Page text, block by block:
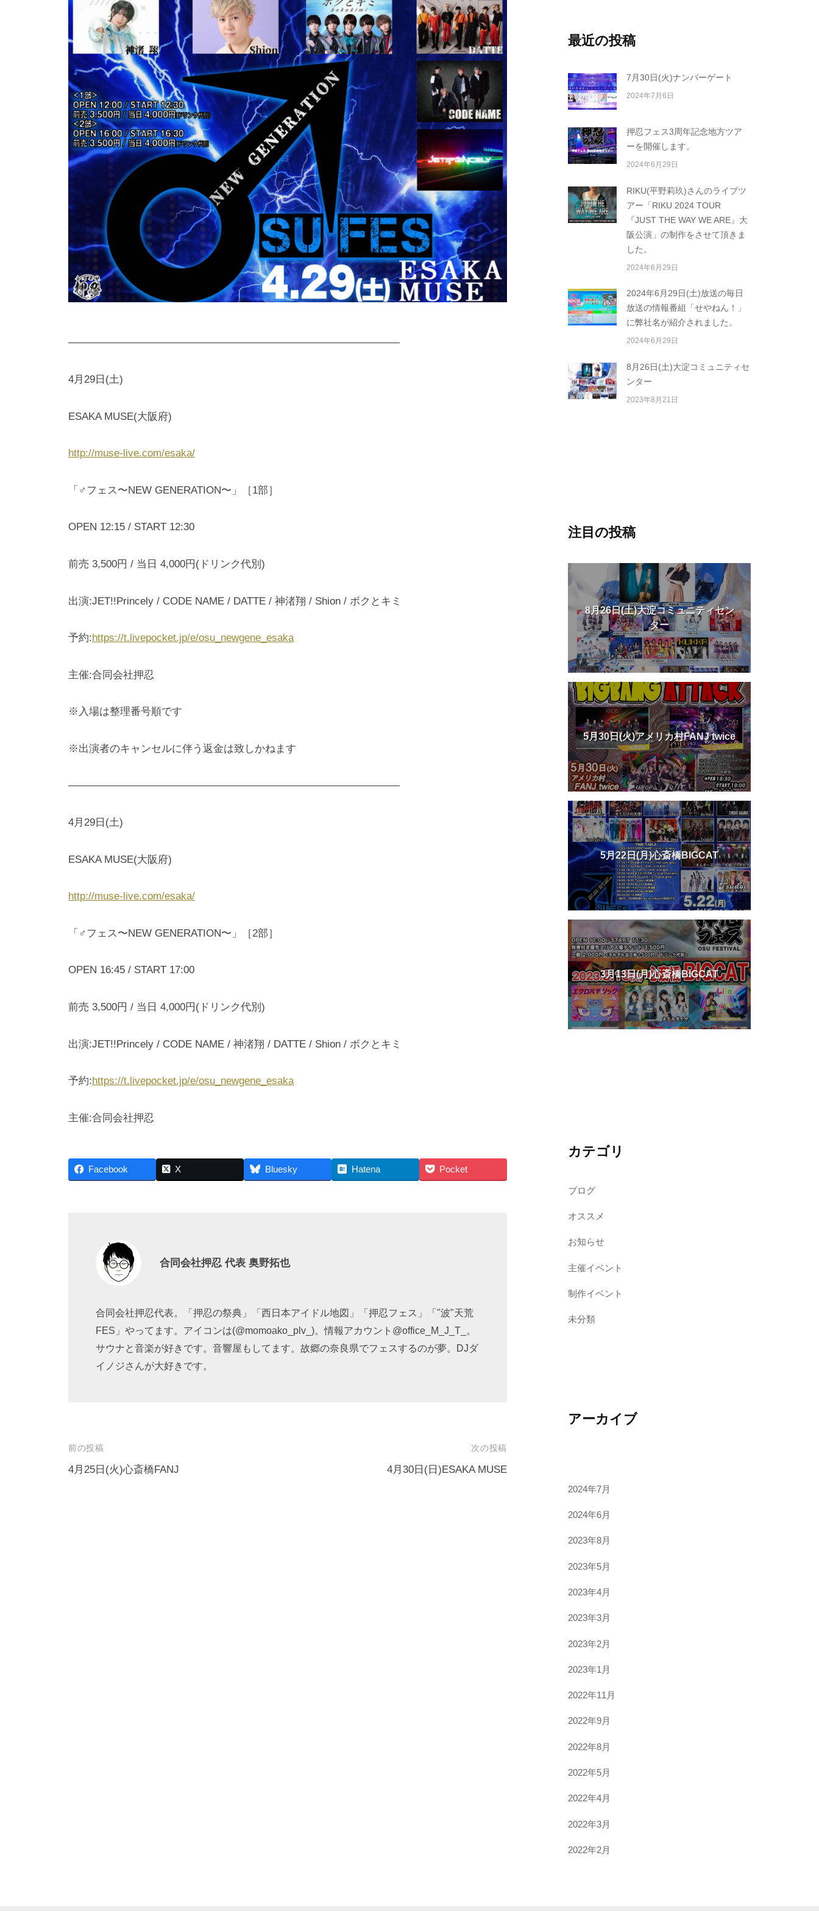
ベ
ン
ト
運
営
・
音
響
・
人
介
2
3
年
5
月
1
9
日
合
同
会
社
押
忍
代
表
奥
野
拓
————————————————————————————————
4月29日(土)
ESAKA MUSE(大阪府)
http://muse-live.com/esaka/
「♂フェス〜NEW GENERATION〜」［1部］
OPEN 12:15 / START 12:30
前売 3,500円 / 当日 4,000円(ドリンク代別)
出演:JET!!Princely / CODE NAME / DATTE / 神渚翔 / Shion / ボクとキミ
予約:https://t.livepocket.jp/e/osu_newgene_esaka
主催:合同会社押忍
※入場は整理番号順です
※出演者のキャンセルに伴う返金は致しかねます
————————————————————————————————
4月29日(土)
ESAKA MUSE(大阪府)
http://muse-live.com/esaka/
「♂フェス〜NEW GENERATION〜」［2部］
OPEN 16:45 / START 17:00
前売 3,500円 / 当日 4,000円(ドリンク代別)
出演:JET!!Princely / CODE NAME / 神渚翔 / DATTE / Shion / ボクとキミ
予約:https://t.livepocket.jp/e/osu_newgene_esaka
主催:合同会社押忍
Facebook X Bluesky Hatena Pocket
合同会社押忍 代表 奥野拓也
合同会社押忍代表。「押忍の祭典」「西日本アイドル地図」「押忍フェス」「"波"天荒
FES」やってます。アイコンは(@momoako_plv_)。情報アカウント@office_M_J_T_。
サウナと音楽が好きです。音響屋もしてます。故郷の奈良県でフェスするのが夢。DJダ
イノジさんが大好きです。
投
稿
前の投稿
4月25日(火)心斎橋FANJ
次の投稿
4月30日(日)ESAKA MUSE
最近の投稿
7月30日(火)ナンバーゲート
2024年7月6日
押忍フェス3周年記念地方ツア
ーを開催します。
2024年6月29日
RIKU(平野莉玖)さんのライブツ
アー「RIKU 2024 TOUR
『JUST THE WAY WE ARE』大
阪公演」の制作をさせて頂きま
した。
2024年6月29日
2024年6月29日(土)放送の毎日
放送の情報番組「せやねん！」
に弊社名が紹介されました。
2024年6月29日
8月26日(土)大淀コミュニティセ
ンター
2023年8月21日
注目の投稿
8月26日(土)大淀コミュニティセン
ター
5月30日(火)アメリカ村FANJ twice
5月22日(月)心斎橋BIGCAT
3月13日(月)心斎橋BIGCAT
カテゴリ
ブログ
オススメ
お知らせ
主催イベント
制作イベント
未分類
アーカイブ
2024年7月
2024年6月
2023年8月
2023年5月
2023年4月
2023年3月
2023年2月
2023年1月
2022年11月
2022年9月
2022年8月
2022年5月
2022年4月
2022年3月
2022年2月